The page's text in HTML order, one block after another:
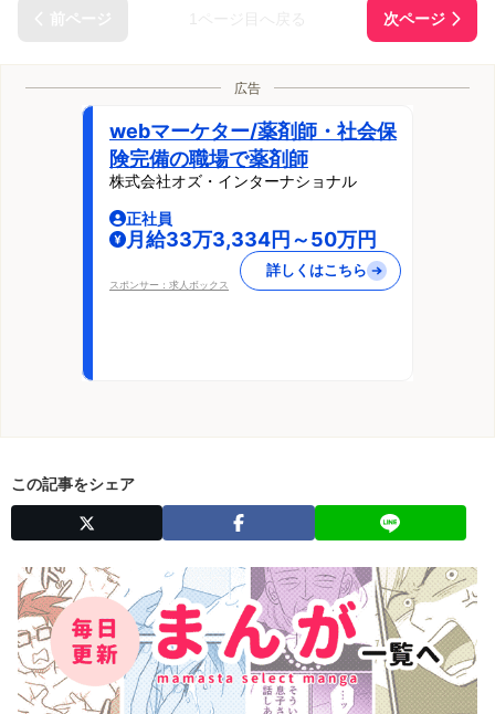
広告
webマーケター/薬剤師・社会保
険完備の職場で薬剤師
株式会社オズ・インターナショナル
正社員
月給33万3,334円～50万円
スポンサー：求人ボックス
詳しくはこちら
この記事をシェア